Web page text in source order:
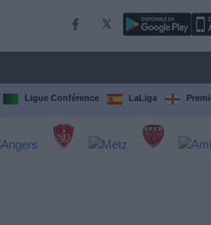
Ligue Conférence LaLiga